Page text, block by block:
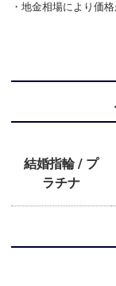
・地金相場により価
結婚指輪 / プ
ラチナ